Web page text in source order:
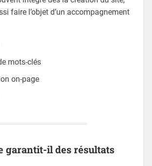
faire l’objet d’un accompagnement
mots-clés
on-page
garantit-il des résultats